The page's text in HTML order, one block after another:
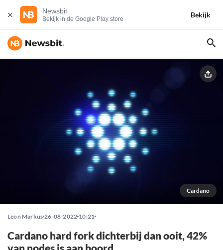
Newsbit
Bekijk in de Google Play store
Bekijk
Cardano
Leon Markus 26-08-2022 10:21
Cardano hard fork dichterbij dan ooit, 42%